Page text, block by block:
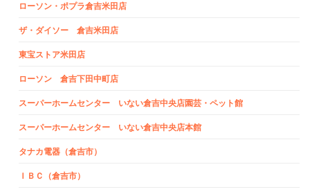
ローソン・ポプラ倉吉米田店
ザ・ダイソー 倉吉米田店
東宝ストア米田店
ローソン 倉吉下田中町店
スーパーホームセンター いない倉吉中央店園芸・ペット館
スーパーホームセンター いない倉吉中央店本館
タナカ電器（倉吉市）
ＩＢＣ（倉吉市）